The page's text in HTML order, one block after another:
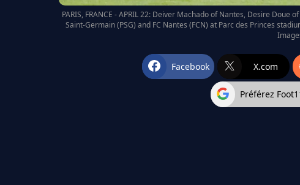
PARIS, FRANCE - APRIL 22: Deiver Machado of Nantes, Desire
Saint-Germain (PSG) and FC Nantes (FCN) at Parc des Princes
Facebook X.com
Préférez